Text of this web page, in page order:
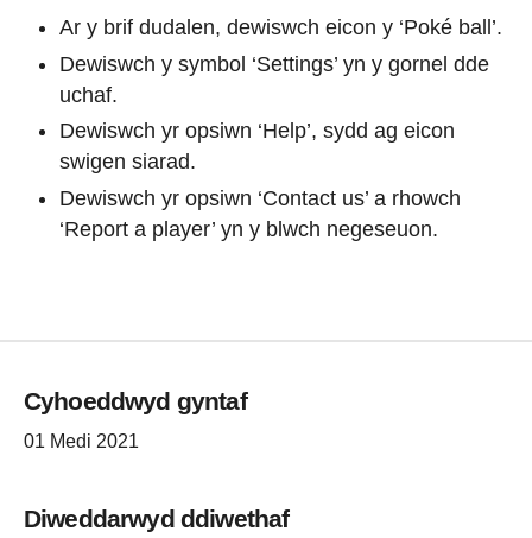
Ar y brif dudalen, dewiswch eicon y ‘Poké ball’.
Dewiswch y symbol ‘Settings’ yn y gornel dde
uchaf.
Dewiswch yr opsiwn ‘Help’, sydd ag eicon
swigen siarad.
Dewiswch yr opsiwn ‘Contact us’ a rhowch
‘Report a player’ yn y blwch negeseuon.
Cyhoeddwyd gyntaf
01 Medi 2021
Diweddarwyd ddiwethaf